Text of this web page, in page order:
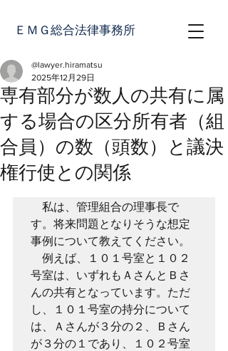
ＥＭＧ総合法律事務所
専有部分が数人の共有に属
する場合の区分所有者（組
合員）の数（頭数）と議決
権行使との関係
@lawyer.hiramatsu
2025年12月29日
私は、管理組合の理事長で
す。将来問題となりそうな想定
事例について教えてください。
例えば、１０１号室と１０２
号室は、いずれもＡさんとＢさ
んの共有となっています。ただ
し、１０１号室の持分について
は、Ａさんが３分の２、Ｂさん
が３分の１であり、１０２号室